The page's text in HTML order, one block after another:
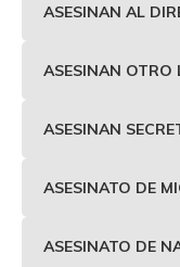
ASESINAN AL
ASESINAN OTRO
ASESINAN
ASESINATO DE
ASESINATO DE